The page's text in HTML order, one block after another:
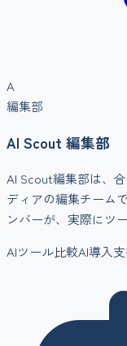
A
編集部
AI Scout 編集部
AI Scout編集部は、
ディアの編集チーム
ンバーが、実際にツ
AIツール比較AI導入